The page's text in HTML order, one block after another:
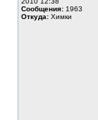
Сообщения: 1963
Откуда: Химки